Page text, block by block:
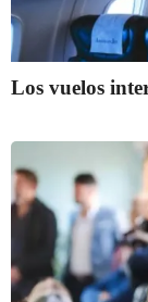
Los vuelos